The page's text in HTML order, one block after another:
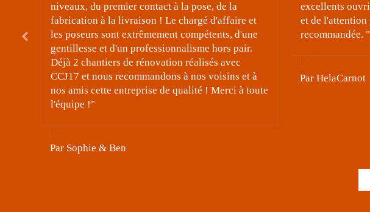
à la pose, de la
chargé d'affaire et
compétents, d'une
hors pair.
réalisés avec
à nos voisins et à
qualité ! Merci à toute
excellents ouvriers poseurs. Merci de votre travail
et de l'attention portée à ce projet. Entreprise
recommandée. "
Par HelaCarnot